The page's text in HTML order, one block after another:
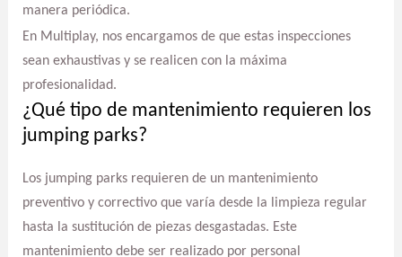
manera periódica.
En Multiplay, nos encargamos de que estas inspecciones
sean exhaustivas y se realicen con la máxima
profesionalidad.
¿Qué tipo de mantenimiento requieren los
jumping parks?
Los jumping parks requieren de un mantenimiento
preventivo y correctivo que varía desde la limpieza regular
hasta la sustitución de piezas desgastadas. Este
mantenimiento debe ser realizado por personal